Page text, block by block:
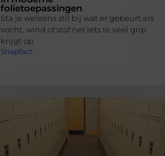
folietoepassingen
Sta je weleens stil bij wat er gebeurt als
vocht, wind of stof net iets te veel grip
krijgt op
Snapfact